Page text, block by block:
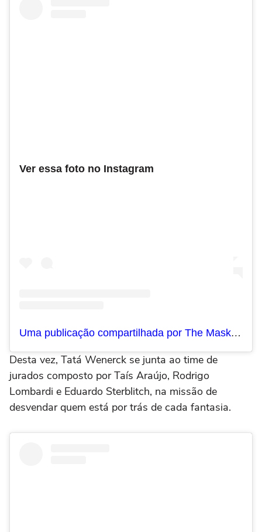
Ver essa foto no Instagram
Uma publicação compartilhada por The Masked Singer Brasil (@maskedsingerbr)
Desta vez, Tatá Wenerck se junta ao time de
jurados composto por Taís Araújo, Rodrigo
Lombardi e Eduardo Sterblitch, na missão de
desvendar quem está por trás de cada fantasia.